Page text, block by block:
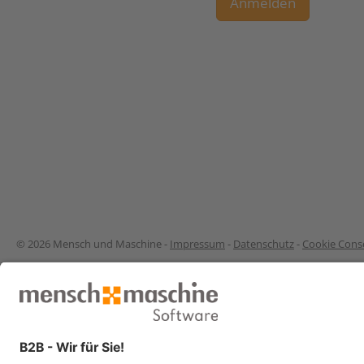
© 2026 Mensch und Maschine - Impressum - Datenschutz- Cookie